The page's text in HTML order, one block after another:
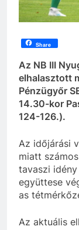
Share
Az NB III
elhalasztott
Pénzügyőr
14.30-kor
124-126.).
Az időjárási
miatt
tavaszi
együttese
as
Az aktuális